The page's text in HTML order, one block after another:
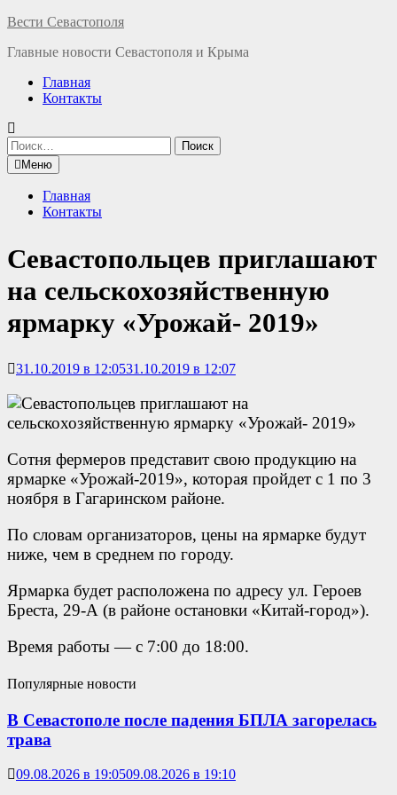
Перейти
содержимому
Вести Севастополя
Главные новости Севастополя и Крыма
Главная
Контакты
Найти:
Меню
Главная
Контакты
Севастопольцев приглашают
на сельскохозяйственную
ярмарку «Урожай- 2019»
31.10.2019 в 12:0531.10.2019 в 12:07
Сотня фермеров представит свою продукцию на
ярмарке «Урожай-2019», которая пройдет с 1 по 3
ноября в Гагаринском районе.
По словам организаторов, цены на ярмарке будут
ниже, чем в среднем по городу.
Ярмарка будет расположена по адресу ул. Героев
Бреста, 29-А (в районе остановки «Китай-город»).
Время работы — с 7:00 до 18:00.
Популярные новости
В Севастополе после падения БПЛА загорелась
трава
09.08.2026 в 19:0509.08.2026 в 19:10